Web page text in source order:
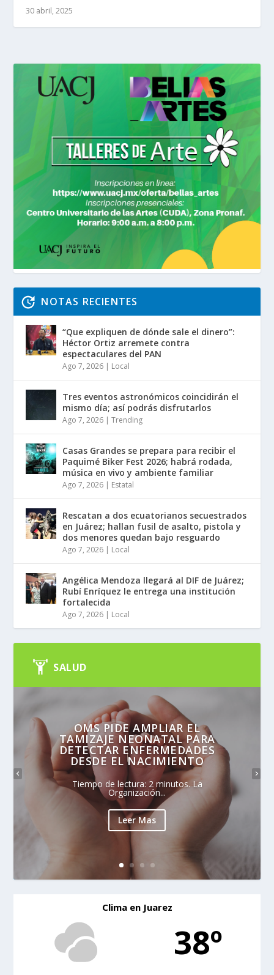
30 abril, 2025
NOTAS RECIENTES
“Que expliquen de dónde sale el dinero”:
Héctor Ortiz arremete contra
espectaculares del PAN
Ago 7, 2026 | Local
Tres eventos astronómicos coincidirán el
mismo día; así podrás disfrutarlos
Ago 7, 2026 |Trending
Casas Grandes se prepara para recibir el
Paquimé Biker Fest 2026; habrá rodada,
música en vivo y ambiente familiar
Ago 7, 2026 | Estatal
Rescatan a dos ecuatorianos secuestrados
en Juárez; hallan fusil de asalto, pistola y
dos menores quedan bajo resguardo
Ago 7, 2026 | Local
Angélica Mendoza llegará al DIF de Juárez;
Rubí Enríquez le entrega una institución
fortalecida
Ago 7, 2026 | Local
SALUD
OMS PIDE AMPLIAR EL
TAMIZAJE NEONATAL PARA
DETECTAR ENFERMEDADES
DESDE EL NACIMIENTO
Tiempo de lectura: 2 minutos. La
Organización...
Leer Mas
Clima en Juarez
38º